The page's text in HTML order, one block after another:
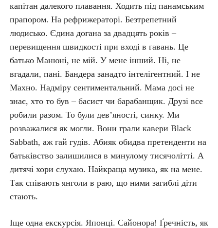
капітан далекого плавання. Ходить під панамським
прапором. На рефрижераторі. Безтрепетний
людисько. Єдина догана за двадцять років –
перевищення швидкості при вході в гавань. Це
батько Манюні, не мій. У мене інший. Ні, не
вгадали, пані. Бандера занадто інтелігентний. І не
Махно. Надміру сентиментальний. Мама досі не
знає, хто то був – басист чи барабанщик. Друзі все
робили разом. То були дев’яності, синку. Ми
розважалися як могли. Вони грали кавери Black
Sabbath, аж гай гудів. Абияк обидва претенденти на
батьківство залишилися в минулому тисячолітті. А
дитячі хори слухаю. Найкраща музика, як на мене.
Так співають янголи в раю, що ними загиблі діти
стають.
Іще одна екскурсія. Японці. Сайонора! Ґречність, як